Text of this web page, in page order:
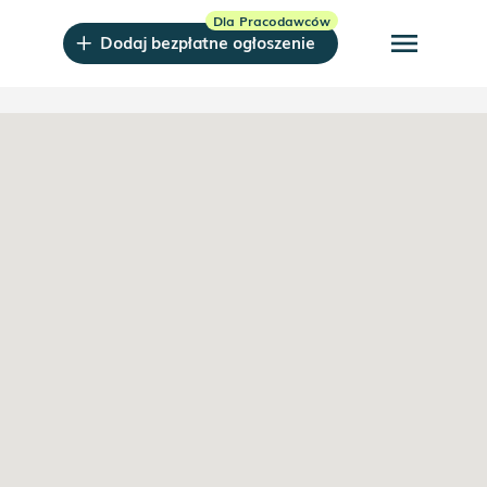
Dodaj bezpłatne ogłoszenie menu